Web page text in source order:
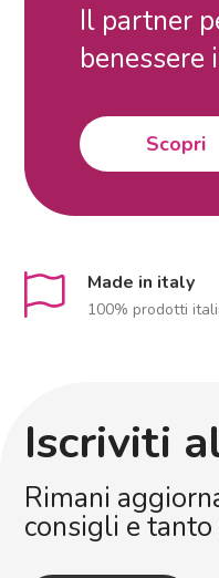
Il partner
benessere
Scopri
Made in italy
100% prodotti
Iscriviti
Rimani
consigli e